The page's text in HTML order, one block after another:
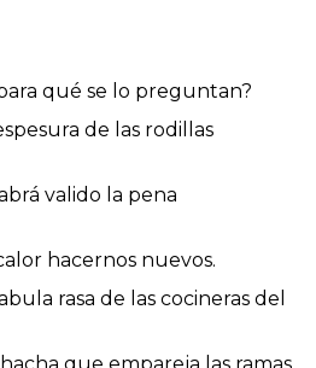
qué se lo preguntan?
de las rodillas
valido la pena
hacernos nuevos.
rasa de las cocineras del
que empareja las ramas